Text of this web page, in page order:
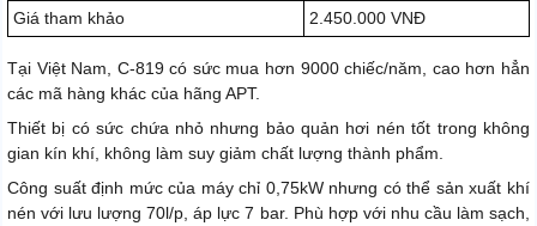
Giá tham khảo
2.450.000 VNĐ
Tại Việt Nam, C-819 có sức mua hơn 9000 chiếc/năm, cao hơn hẳn
các mã hàng khác của hãng APT.
Thiết bị có sức chứa nhỏ nhưng bảo quản hơi nén tốt trong không
gian kín khí, không làm suy giảm chất lượng thành phẩm.
Công suất định mức của máy chỉ 0,75kW nhưng có thể sản xuất khí
nén với lưu lượng 70l/p, áp lực 7 bar. Phù hợp với nhu cầu làm sạch,